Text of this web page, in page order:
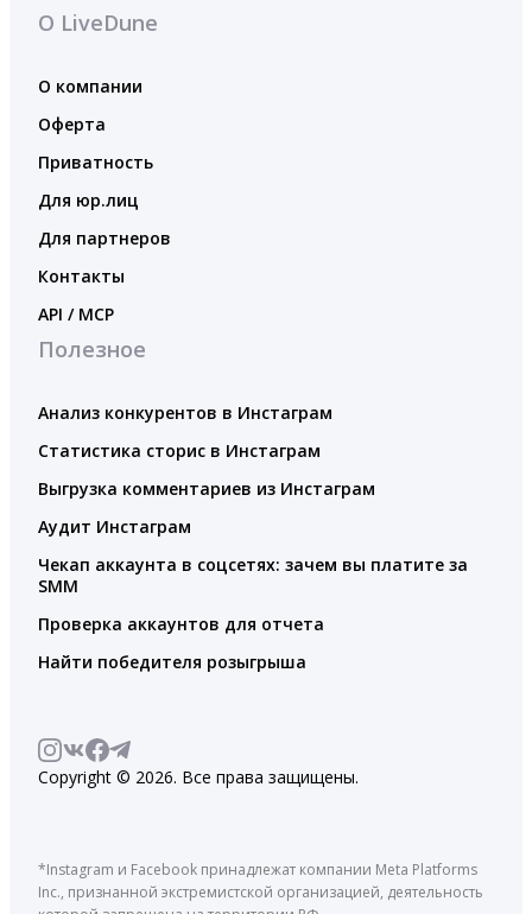
О LiveDune
О компании
Оферта
Приватность
Для юр.лиц
Для партнеров
Контакты
API / MCP
Полезное
Анализ конкурентов в Инстаграм
Статистика сторис в Инстаграм
Выгрузка комментариев из Инстаграм
Аудит Инстаграм
Чекап аккаунта в соцсетях: зачем вы платите за
SMM
Проверка аккаунтов для отчета
Найти победителя розыгрыша
Copyright © 2026. Все права защищены.
*Instagram и Facebook принадлежат компании Meta Platforms
Inc., признанной экстремистской организацией, деятельность